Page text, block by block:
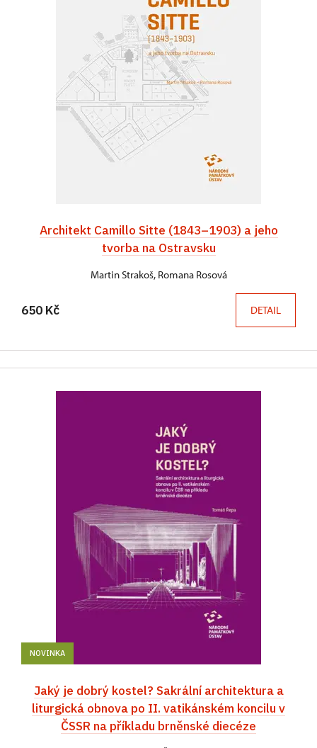
Architekt Camillo Sitte (1843–1903) a jeho
tvorba na Ostravsku
Martin Strakoš, Romana Rosová
650 Kč DETAIL
NOVINKA
Jaký je dobrý kostel? Sakrální architektura a
liturgická obnova po II. vatikánském koncilu v
ČSSR na příkladu brněnské diecéze